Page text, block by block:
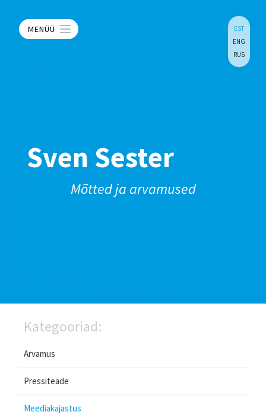
MENÜÜ
EST
ENG
RUS
Sven Sester
Mõtted ja arvamused
Kategooriad:
Arvamus
Pressiteade
Meediakajastus